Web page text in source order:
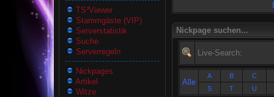
TS³Viewer
Stammgäste (VIP)
Serverstatistik
Suche
Serverregeln
Nickpages
Artikel
Witze
Nickpage suchen...
Live-Search:
Alle
A B
C
S
T U